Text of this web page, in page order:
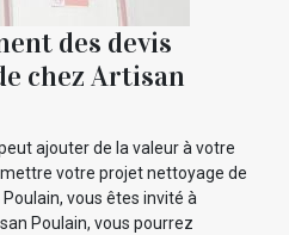
des devis
chez Artisan
ajouter de la valeur à votre
votre projet nettoyage de
vous êtes invité à
Poulain, vous pourrez